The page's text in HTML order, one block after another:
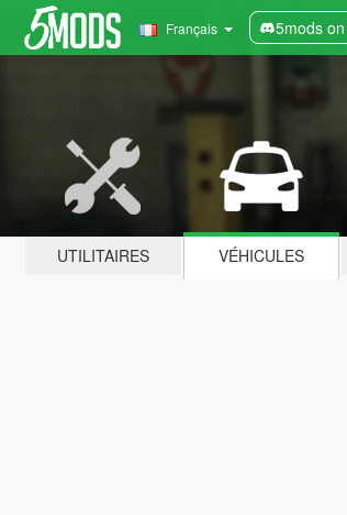
Français 5mods
UTILITAIRES VÉHICULES